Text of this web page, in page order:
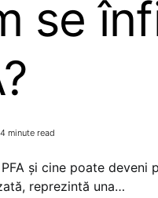
se
4 minute read
și cine poate deveni
reprezintă una…